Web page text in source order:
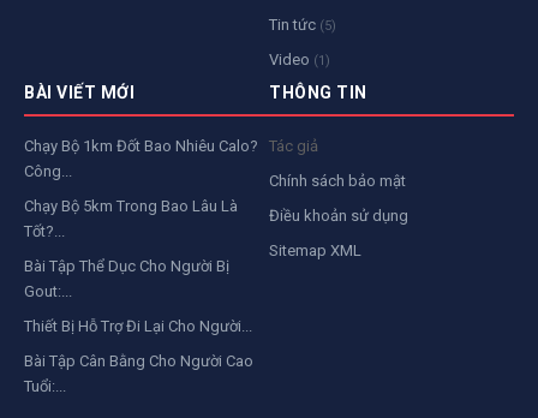
Tin tức (5)
Video (1)
BÀI VIẾT MỚI
Chạy Bộ 1km Đốt Bao Nhiêu Calo?
Công...
Chạy Bộ 5km Trong Bao Lâu Là
Tốt?...
Bài Tập Thể Dục Cho Người Bị
Gout:...
Thiết Bị Hỗ Trợ Đi Lại Cho Người...
Bài Tập Cân Bằng Cho Người Cao
Tuổi:...
THÔNG TIN
Tác giả
Chính sách bảo mật
Điều khoản sử dụng
Sitemap XML